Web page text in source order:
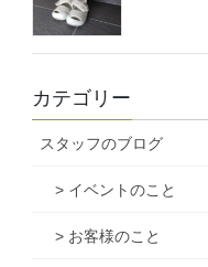
カテゴリー
スタッフのブログ
> イベントのこと
> お客様のこと